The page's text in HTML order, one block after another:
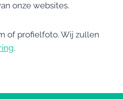
onze websites.
of profielfoto. Wij zullen
.